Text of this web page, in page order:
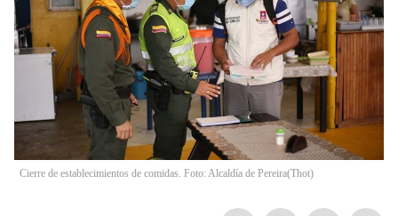
Cierre de establecimientos de comidas. Foto: Alcaldía de Pereira(Thot)